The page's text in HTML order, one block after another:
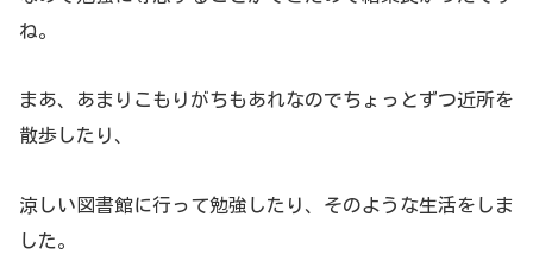
ね。
まあ、あまりこもりがちもあれなのでちょっとずつ近所を
散歩したり、
涼しい図書館に行って勉強したり、そのような生活をしま
した。